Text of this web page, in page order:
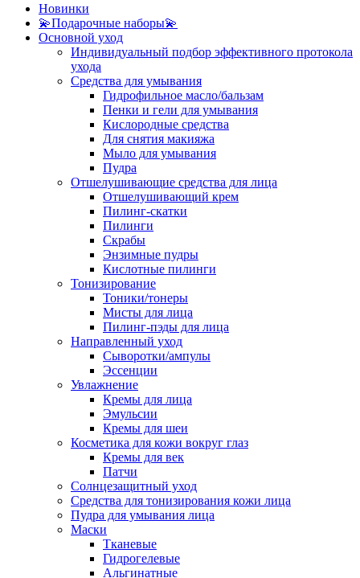
Новинки
💫Подарочные наборы💫
Основной уход
Индивидуальный подбор эффективного протокола
ухода
Средства для умывания
Гидрофильное масло/бальзам
Пенки и гели для умывания
Кислородные средства
Для снятия макияжа
Мыло для умывания
Пудра
Отшелушивающие средства для лица
Отшелушивающий крем
Пилинг-скатки
Пилинги
Скрабы
Энзимные пудры
Кислотные пилинги
Тонизирование
Тоники/тонеры
Мисты для лица
Пилинг-пэды для лица
Направленный уход
Сыворотки/ампулы
Эссенции
Увлажнение
Кремы для лица
Эмульсии
Кремы для шеи
Косметика для кожи вокруг глаз
Кремы для век
Патчи
Солнцезащитный уход
Средства для тонизирования кожи лица
Пудра для умывания лица
Маски
Тканевые
Гидрогелевые
Альгинатные